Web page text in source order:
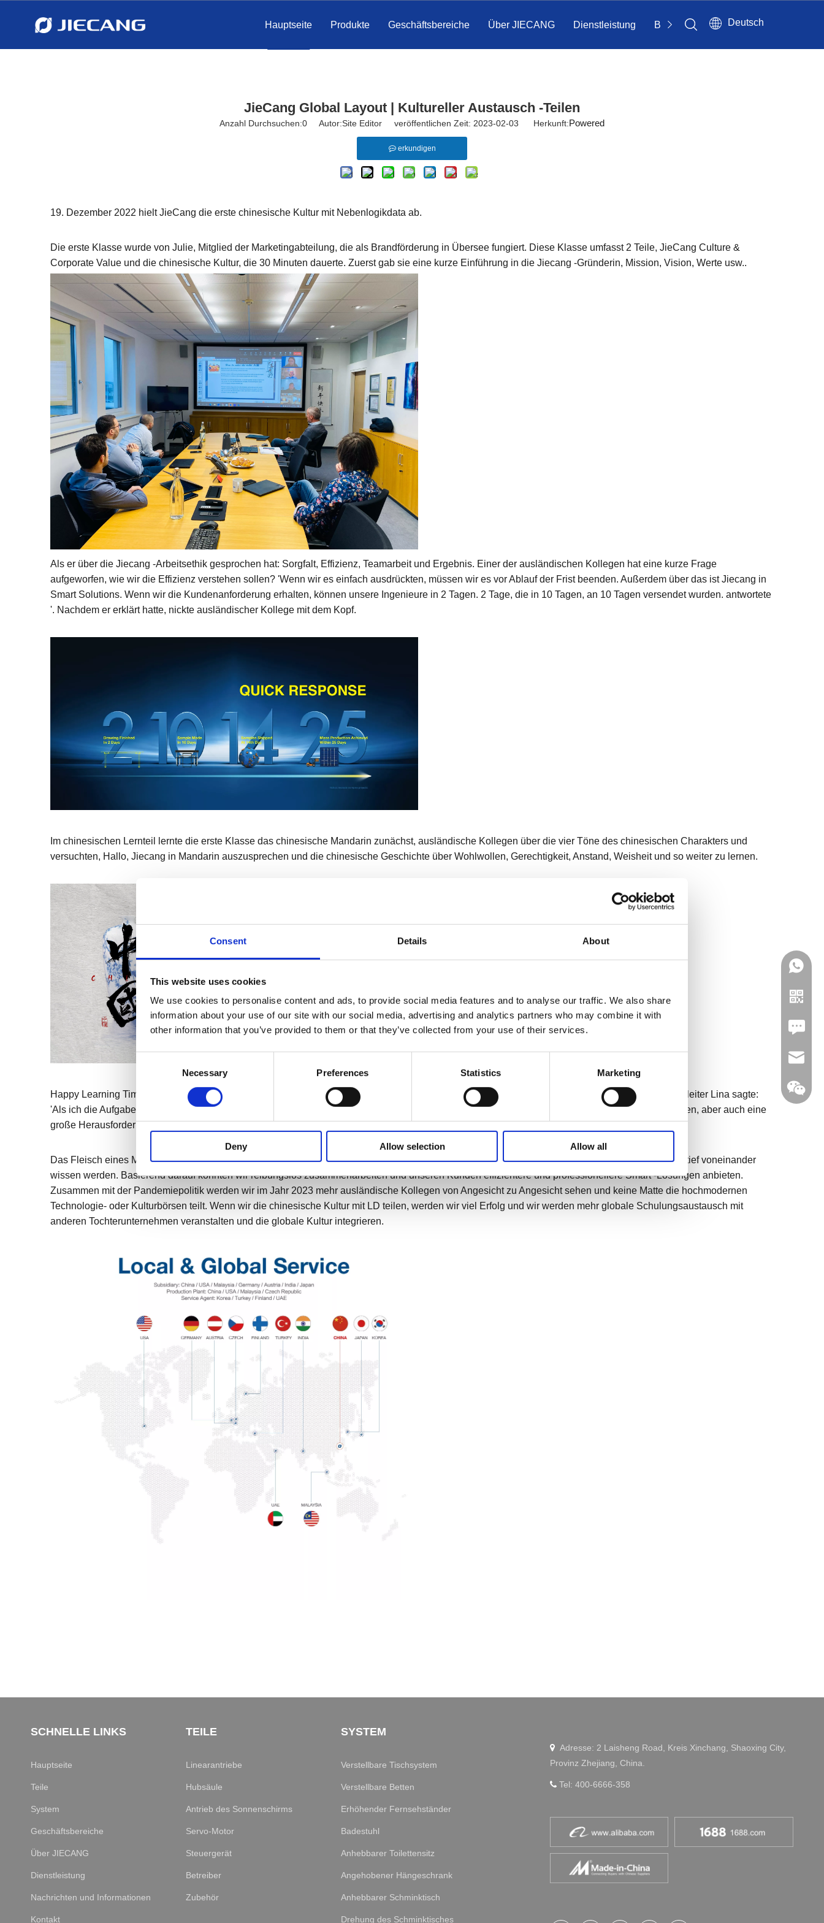
Consent Details About
This website uses cookies
We use cookies to personalise content and ads, to provide social media features and to analyse our traffic. We also share
information about your use of our site with our social media, advertising and analytics partners who may combine it with
other information that you’ve provided to them or that they’ve collected from your use of their services.
Necessary Preferences Statistics Marketing
Deny Allow selection Allow all
Hauptseite Produkte Geschäftsbereiche Über JIECANG Dienstleistung Bloggen KontaktDeutsch
JieCang Global Layout | Kultureller Austausch -Teilen
Anzahl Durchsuchen:0 Autor:Site Editor veröffentlichen Zeit: 2023-02-03 Herkunft:Powered
erkundigen
19. Dezember 2022 hielt JieCang die erste chinesische Kultur mit Nebenlogikdata ab.
Die erste Klasse wurde von Julie, Mitglied der Marketingabteilung, die als Brandförderung in Übersee fungiert. Diese Klasse umfasst 2 Teile, JieCang Culture &
Corporate Value und die chinesische Kultur, die 30 Minuten dauerte. Zuerst gab sie eine kurze Einführung in die Jiecang -Gründerin, Mission, Vision, Werte usw..
Als er über die Jiecang -Arbeitsethik gesprochen hat: Sorgfalt, Effizienz, Teamarbeit und Ergebnis. Einer der ausländischen Kollegen hat eine kurze Frage
aufgeworfen, wie wir die Effizienz verstehen sollen? 'Wenn wir es einfach ausdrückten, müssen wir es vor Ablauf der Frist beenden. Außerdem über das ist Jiecang in
Smart Solutions. Wenn wir die Kundenanforderung erhalten, können unsere Ingenieure in 2 Tagen. 2 Tage, die in 10 Tagen, an 10 Tagen versendet wurden. antwortete
'. Nachdem er erklärt hatte, nickte ausländischer Kollege mit dem Kopf.
Im chinesischen Lernteil lernte die erste Klasse das chinesische Mandarin zunächst, ausländische Kollegen über die vier Töne des chinesischen Charakters und
versuchten, Hallo, Jiecang in Mandarin auszusprechen und die chinesische Geschichte über Wohlwollen, Gerechtigkeit, Anstand, Weisheit und so weiter zu lernen.
Happy Learning Time Flies und nach der Klasse, Dozent und Teammitglied, nahmen eine Bestandsaufnahme davon, und der Schulungsabteilungsleiter Lina sagte:
'Als ich die Aufgabe über das kulturelle Lernen des chinesischen Lernens erhielt. Ich bin der Meinung, dass es eine würdige Sache ist, durchzuführen, aber auch eine
große Herausforderung für uns. Optimaler Dozent und Lernplan.
Das Fleisch eines Mannes ist das Gift eines anderen Mannes. Nach dem Kulturaustausch -Training glauben wir, dass Kollegen im In- und Ausland tief voneinander
wissen werden. Basierend darauf konnten wir reibungslos zusammenarbeiten und unseren Kunden effizientere und professionellere Smart -Lösungen anbieten.
Zusammen mit der Pandemiepolitik werden wir im Jahr 2023 mehr ausländische Kollegen von Angesicht zu Angesicht sehen und keine Matte die hochmodernen
Technologie- oder Kulturbörsen teilt. Wenn wir die chinesische Kultur mit LD teilen, werden wir viel Erfolg und wir werden mehr globale Schulungsaustausch mit
anderen Tochterunternehmen veranstalten und die globale Kultur integrieren.
SCHNELLE LINKS
Hauptseite
Teile
System
Geschäftsbereiche
Über JIECANG
Dienstleistung
Nachrichten und Informationen
Kontakt
TEILE
Linearantriebe
Hubsäule
Antrieb des Sonnenschirms
Servo-Motor
Steuergerät
Betreiber
Zubehör
Leave
SYSTEM
Verstellbare Tischsystem
Verstellbare Betten
Erhöhender Fernsehständer
Badestuhl
Anhebbarer Toilettensitz
Angehobener Hängeschrank
Anhebbarer Schminktisch
Drehung des Schminktisches
Adresse: 2 Laisheng Road, Kreis Xinchang, Shaoxing City,
Provinz Zhejiang, China.
 Tel: 400-6666-358